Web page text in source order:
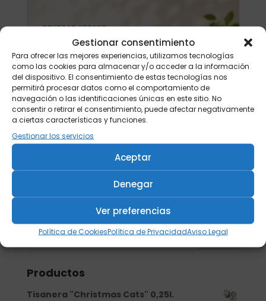
Gestionar consentimiento
Para ofrecer las mejores experiencias, utilizamos tecnologías
como las cookies para almacenar y/o acceder a la información
del dispositivo. El consentimiento de estas tecnologías nos
permitirá procesar datos como el comportamiento de
navegación o las identificaciones únicas en este sitio. No
consentir o retirar el consentimiento, puede afectar negativamente
a ciertas características y funciones.
Gestionar los servicios
Aceptar
Denegar
Ver preferencias
Política de CookiesPolítica de PrivacidadAviso Legal
Buscar
Productos
Tisanera "Christmas Cats" 0,25l.